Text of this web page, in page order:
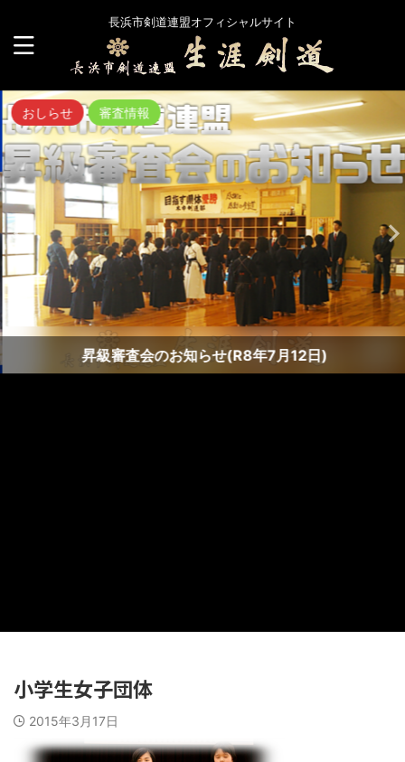
長浜市剣道連盟オフィシャルサイト
おしらせ 審査情報
昇級審査会のお知らせ(R8年7月12日)
小学生女子団体
2015年3月17日